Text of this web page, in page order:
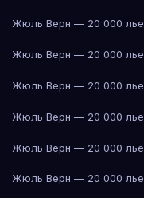
Жюль Верн — 20 000 лье
Жюль Верн — 20 000 лье
Жюль Верн — 20 000 лье
Жюль Верн — 20 000 лье
Жюль Верн — 20 000 лье
Жюль Верн — 20 000 лье